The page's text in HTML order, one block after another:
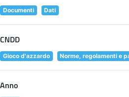
Documenti Dati
CNDD
Gioco d'azzardo Norme, regolamenti e
Anno